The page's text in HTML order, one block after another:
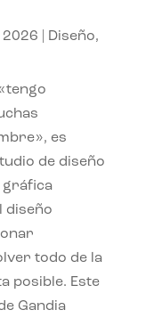
2026 Diseño,
es
de diseño
gráfica
diseño
todo de la
posible. Este
Gandia